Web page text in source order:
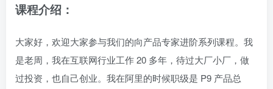
课程介绍：
大家好，欢迎大家参与我们的向产品专家进阶系列课程。我
是老周，我在互联网行业工作 20 多年，待过大厂小厂，做
过投资，也自己创业。我在阿里的时候职级是 P9 产品总